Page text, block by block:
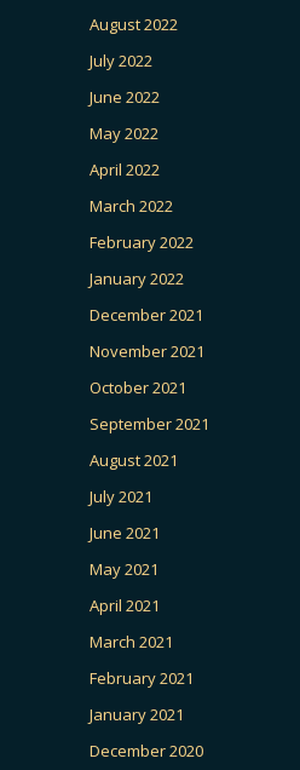
August 2022
July 2022
June 2022
May 2022
April 2022
March 2022
February 2022
January 2022
December 2021
November 2021
October 2021
September 2021
August 2021
July 2021
June 2021
May 2021
April 2021
March 2021
February 2021
January 2021
December 2020